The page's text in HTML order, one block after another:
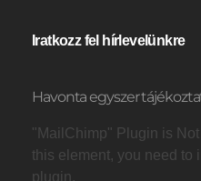
Iratkozz fel hírlevelünkre
Havonta egyszer
"MailChimp" Plugin is Not
this element, you need to
plugin.